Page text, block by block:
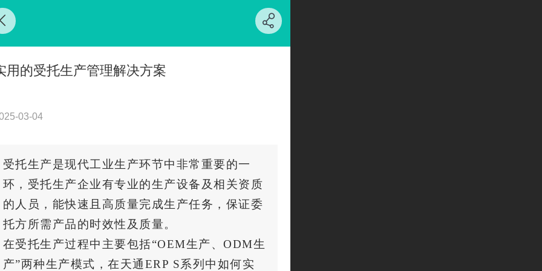
用的受托生产管理解决方案
03-04
受托生产是现代工业生产环节中非常重要的一
环，受托生产企业有专业的生产设备及相关资质
的人员，能快速且高质量完成生产任务，保证委
托方所需产品的时效性及质量。
在受托生产过程中主要包括“OEM生产、ODM生
产”两种生产模式，在天通ERP S系列中如何实